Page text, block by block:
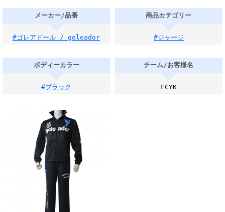
メーカー/品番
#ゴレアドール / goleador
商品カテゴリー
#ジャージ
ボディーカラー
#ブラック
チーム/お客様名
FCYK